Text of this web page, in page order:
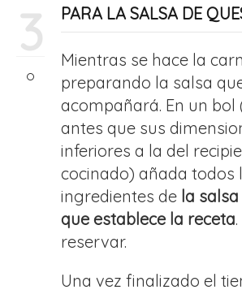
3 PARA LA SALSA DE
Mientras se hace la
preparando la salsa
acompañará. En un
antes que sus
inferiores a la del
cocinado) añada todos
ingredientes de la
que establece la receta
reservar.
Una vez finalizado el